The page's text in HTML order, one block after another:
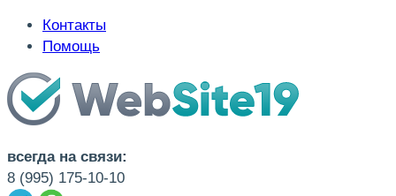
Контакты
Помощь
всегда на связи:
8 (995) 175-10-10